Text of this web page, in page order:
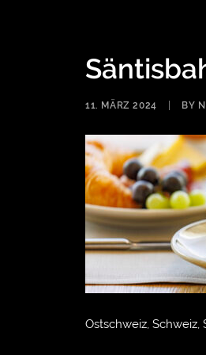
11. MÄRZ 2024 BY
Ostschweiz, Schweiz,